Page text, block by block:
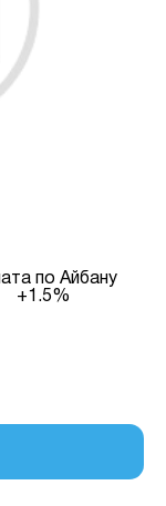
по Айбану
+1.5%
від 2
нашого
менша
в